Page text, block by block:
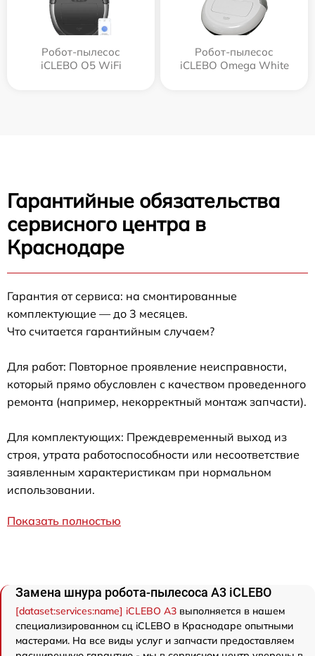
Робот-пылесос
iCLEBO O5 WiFi
Робот-пылесос
iCLEBO Omega White
Гарантийные обязательства
сервисного центра в
Краснодаре
Гарантия от сервиса: на смонтированные
комплектующие — до 3 месяцев.
Что считается гарантийным случаем?
Для работ: Повторное проявление неисправности,
который прямо обусловлен с качеством проведенного
ремонта (например, некорректный монтаж запчасти).
Для комплектующих: Преждевременный выход из
строя, утрата работоспособности или несоответствие
заявленным характеристикам при нормальном
использовании.
Показать полностью
Замена шнура робота-пылесоса A3 iCLEBO
[dataset:services:name] iCLEBO A3 выполняется в нашем
специализированном сц iCLEBO в Краснодаре опытными
мастерами. На все виды услуг и запчасти предоставляем